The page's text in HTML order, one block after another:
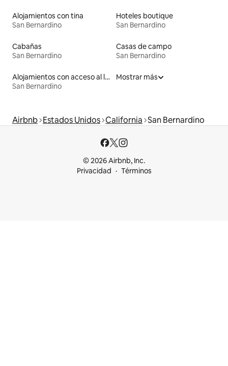
Alojamientos con tina
San Bernardino
Hoteles boutique
San Bernardino
Cabañas
San Bernardino
Casas de campo
San Bernardino
Alojamientos con acceso al lago
San Bernardino
Mostrar más
Airbnb Estados Unidos California San Bernardino
© 2026 Airbnb, Inc.
Privacidad
Términos